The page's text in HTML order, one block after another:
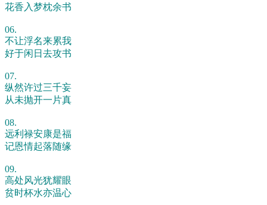
花香入梦枕余书
06.
不让浮名来累我
好于闲日去攻书
07.
纵然许过三千妄
从未抛开一片真
08.
远利禄安康是福
记恩情起落随缘
09.
高处风光犹耀眼
贫时杯水亦温心